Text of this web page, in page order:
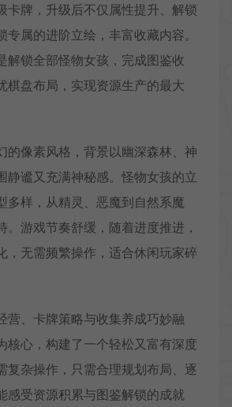
卡牌，升级后不仅属性提升、解锁
专属的进阶立绘，丰富收藏内容。
解锁全部怪物女孩，完成图鉴收
棋盘布局，实现资源生产的最大
的像素风格，背景以幽深森林、神
静谧又充满神秘感。怪物女孩的立
多样，从精灵、恶魔到自然系魔
。游戏节奏舒缓，随着进度推进，
，无需频繁操作，适合休闲玩家碎
营、卡牌策略与收集养成巧妙融
核心，构建了一个轻松又富有深度
复杂操作，只需合理规划布局、逐
感受资源积累与图鉴解锁的成就